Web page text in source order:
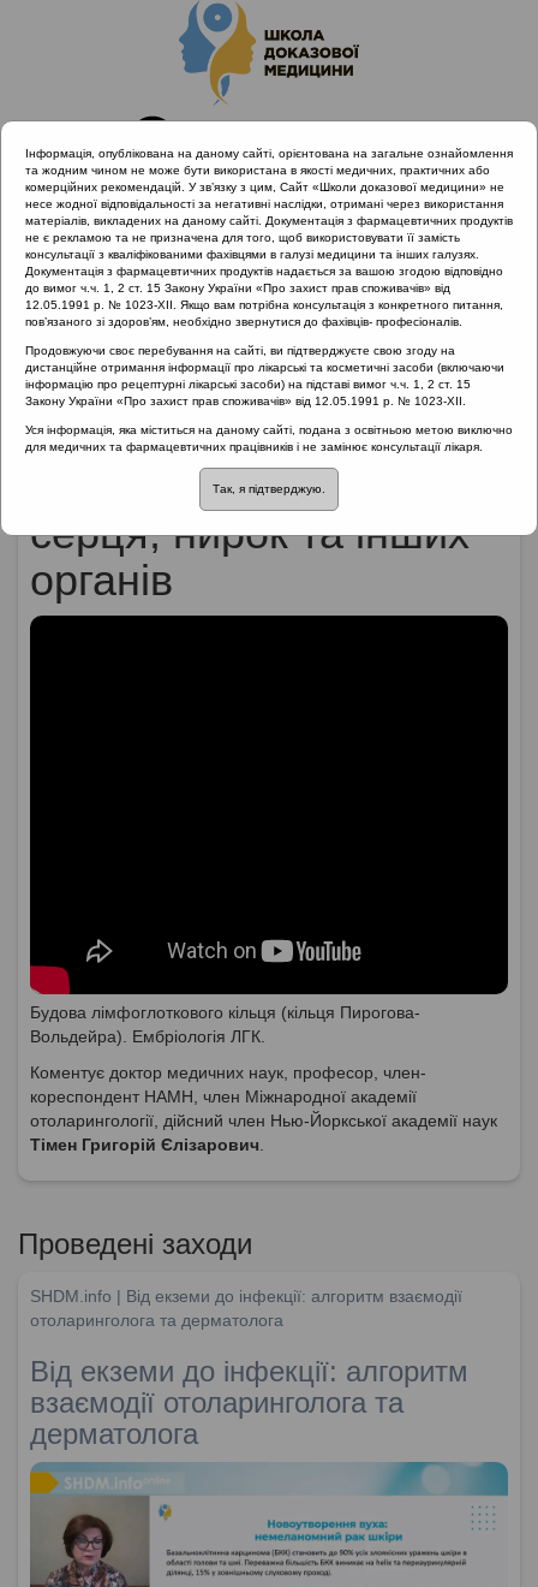
Головна
Матеріали за МКХ-11
12 Хвороби органів дихання
Чи є зв'язок мигдаликів з захворюваннями серця, нирок та
інших органів
Чи є зв'язок мигдаликів
з захворюваннями
серця, нирок та інших
органів
Будова лімфоглоткового кільця (кільця Пирогова-
Вольдейра). Ембріологія ЛГК.
Коментує доктор медичних наук, професор, член-
кореспондент НАМН, член Міжнародної академії
отоларингології, дійсний член Нью-Йоркської академії наук
Тімен Григорій Єлізарович
Проведені заходи
SHDM.info | Від екземи до інфекції: алгоритм взаємодії
отоларинголога та дерматолога
Від екземи до інфекції: алгоритм
взаємодії отоларинголога та
дерматолога
Інформація, опублікована на даному сайті, орієнтована на загальне ознайомлення
та жодним чином не може бути використана в якості медичних, практичних або
комерційних рекомендацій. У зв’язку з цим, Сайт «Школи доказової медицини» не
несе жодної відповідальності за негативні наслідки, отримані через використання
матеріалів, викладених на даному сайті. Документація з фармацевтичних продуктів
не є рекламою та не призначена для того, щоб використовувати її замість
консультації з кваліфікованими фахівцями в галузі медицини та інших галузях.
Документація з фармацевтичних продуктів надається за вашою згодою відповідно
до вимог ч.ч. 1, 2 ст. 15 Закону України «Про захист прав споживачів» від
12.05.1991 р. № 1023-XII. Якщо вам потрібна консультація з конкретного питання,
пов’язаного зі здоров’ям, необхідно звернутися до фахівців- професіоналів.
Продовжуючи своє перебування на сайті, ви підтверджуєте свою згоду на
дистанційне отримання інформації про лікарські та косметичні засоби (включаючи
інформацію про рецептурні лікарські засоби) на підставі вимог ч.ч. 1, 2 ст. 15
Закону України «Про захист прав споживачів» від 12.05.1991 р. № 1023-XII.
Уся інформація, яка міститься на даному сайті, подана з освітньою метою виключно
для медичних та фармацевтичних працівників і не замінює консультації лікаря.
Так, я підтверджую.